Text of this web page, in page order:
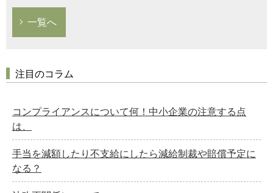
一覧へ
注目のコラム
コンプライアンスについて何！中小企業の注意する点
は、
手当を減額したり不支給にしたら減給制裁や賠償予定に
なる？